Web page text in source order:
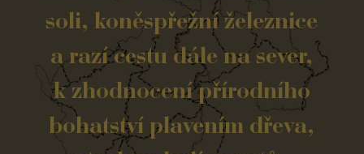
soli, koněspřežní železnice
a razí cestu dále na sever,
k zhodnocení přírodního
bohatství plavením dřeva,